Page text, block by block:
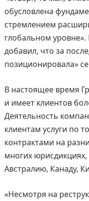
обусловлена
стремлением
глобальном
добавил, что за
позиционировала»
В настоящее время
и имеет клиентов
Деятельность
клиентам услуги по
контрактами на
многих
Австралию, Канаду,
«Несмотря на